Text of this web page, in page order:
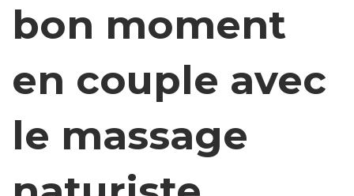
bon moment
en couple avec
le massage